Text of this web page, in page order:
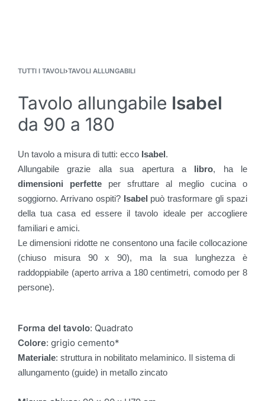
TUTTI I TAVOLI›TAVOLI ALLUNGABILI
Tavolo allungabile Isabel
da 90 a 180
Un tavolo a misura di tutti: ecco Isabel.
Allungabile grazie alla sua apertura a libro, ha le
dimensioni perfette per sfruttare al meglio cucina o
soggiorno. Arrivano ospiti? Isabel può trasformare gli spazi
della tua casa ed essere il tavolo ideale per accogliere
familiari e amici.
Le dimensioni ridotte ne consentono una facile collocazione
(chiuso misura 90 x 90), ma la sua lunghezza è
raddoppiabile (aperto arriva a 180 centimetri, comodo per 8
persone).
Forma del tavolo: Quadrato
Colore: grigio cemento*
Materiale: struttura in nobilitato melaminico. Il sistema di
allungamento (guide) in metallo zincato